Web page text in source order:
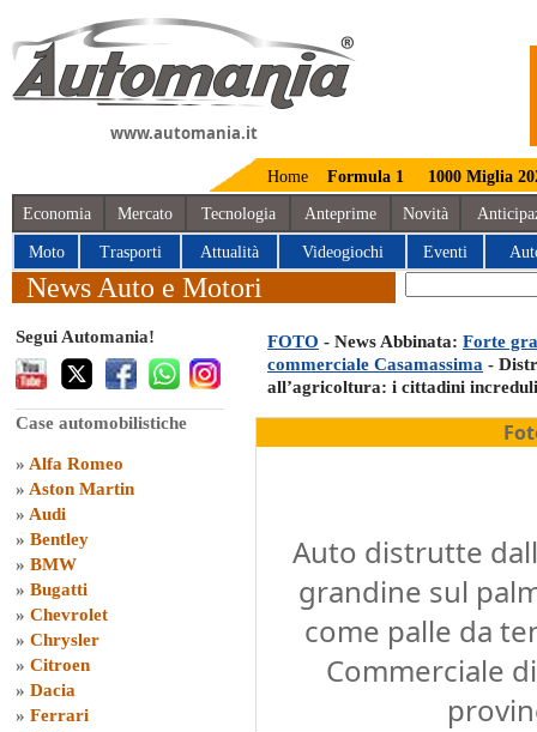
www.automania.it
Home Formula 1 1000 Miglia
Economia Mercato Tecnologia Anteprime Novità
Moto Trasporti Attualità Videogiochi Eventi
News Auto e Motori
Segui Automania!
Case automobilistiche
» Alfa Romeo
» Aston Martin
» Audi
» Bentley
» BMW
» Bugatti
» Chevrolet
» Chrysler
» Citroen
» Dacia
» Ferrari
FOTO - News Abbinata: Forte
commerciale Casamassima -
all’agricoltura: i cittadini increduli
Auto distrutte
grandine sul
come palle da
Commerciale